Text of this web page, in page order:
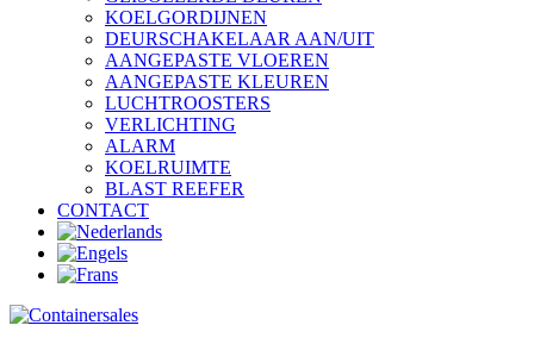
KOELGORDIJNEN
DEURSCHAKELAAR AAN/UIT
AANGEPASTE VLOEREN
AANGEPASTE KLEUREN
LUCHTROOSTERS
VERLICHTING
ALARM
KOELRUIMTE
BLAST REEFER
CONTACT